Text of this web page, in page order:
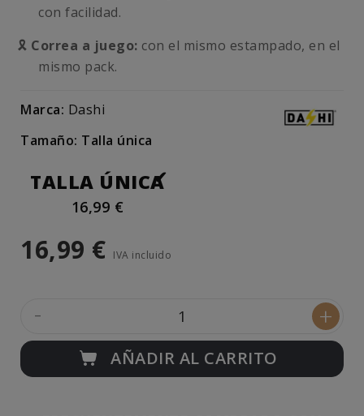
con facilidad.
🎗️ Correa a juego: con el mismo estampado, en el
mismo pack.
Marca: Dashi
Tamaño: Talla única
TALLA ÚNICA
16,99 €
16,99 € IVA incluido
- +
AÑADIR AL CARRITO